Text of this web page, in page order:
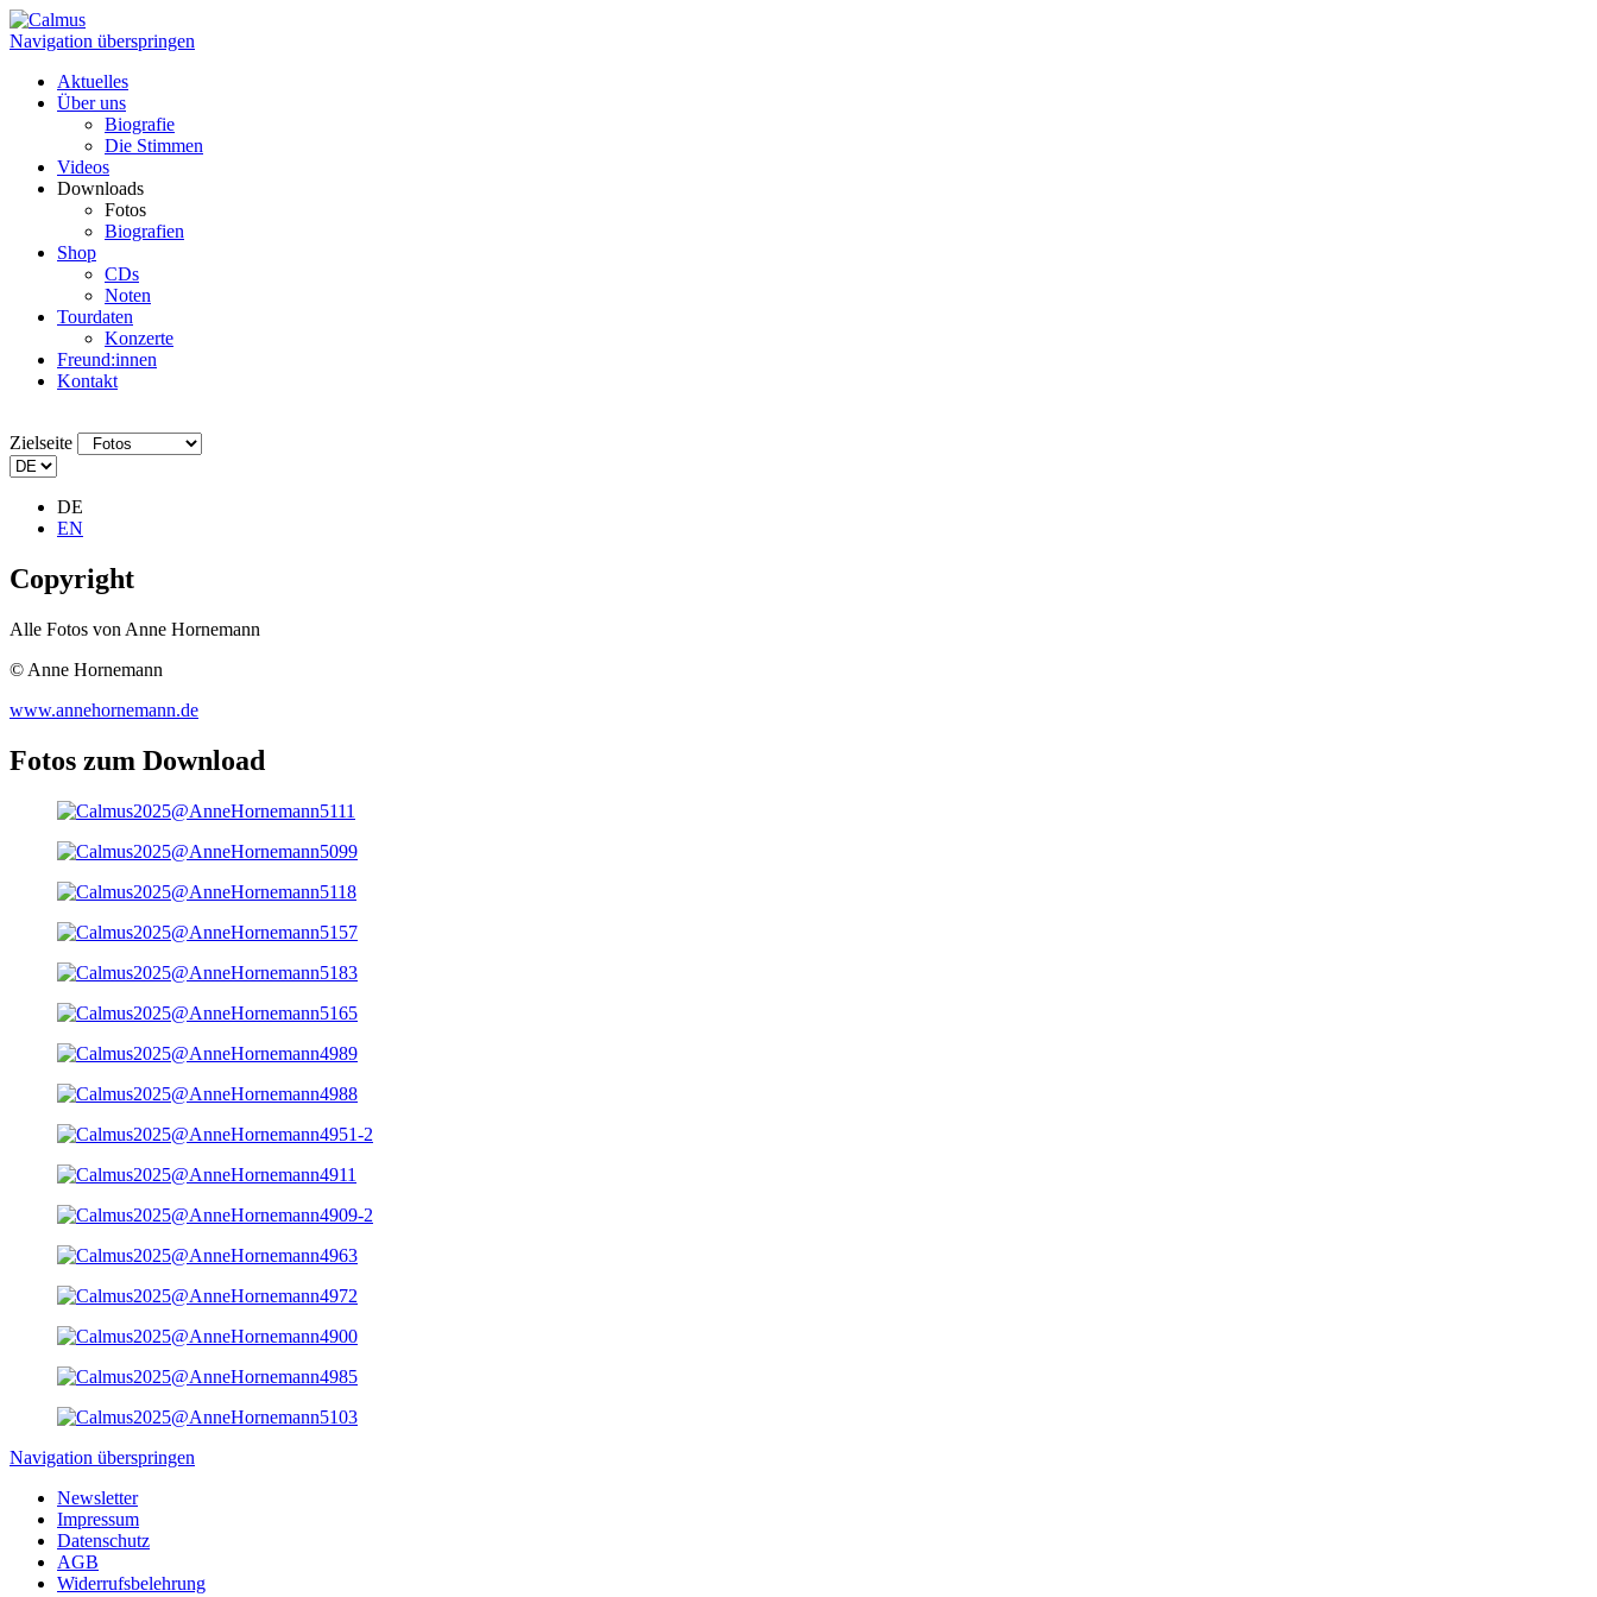
Navigation überspringen
Aktuelles
Über uns
Biografie
Die Stimmen
Videos
Downloads
Fotos
Biografien
Shop
CDs
Noten
Tourdaten
Konzerte
Freund:innen
Kontakt
Zielseite
DE
EN
Copyright
Alle Fotos von Anne Hornemann
© Anne Hornemann
www.annehornemann.de
Fotos zum Download
Navigation überspringen
Newsletter
Impressum
Datenschutz
AGB
Widerrufsbelehrung